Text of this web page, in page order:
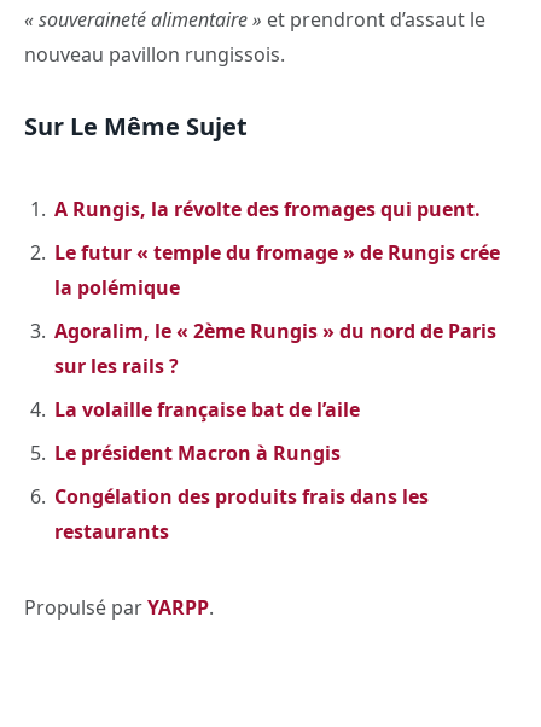
« souveraineté alimentaire » et prendront d’assaut le
nouveau pavillon rungissois.
Sur Le Même Sujet
A Rungis, la révolte des fromages qui puent.
Le futur « temple du fromage » de Rungis crée
la polémique
Agoralim, le « 2ème Rungis » du nord de Paris
sur les rails ?
La volaille française bat de l’aile
Le président Macron à Rungis
Congélation des produits frais dans les
restaurants
Propulsé parYARPP.